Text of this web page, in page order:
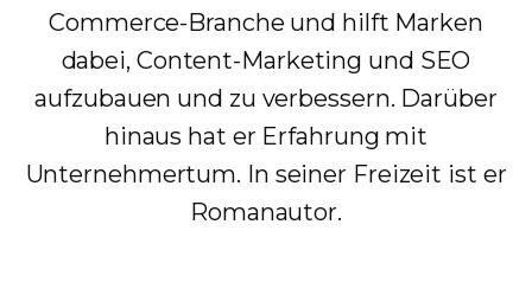
Commerce-Branche und hilft Marken
dabei, Content-Marketing und SEO
aufzubauen und zu verbessern. Darüber
hinaus hat er Erfahrung mit
Unternehmertum. In seiner Freizeit ist er
Romanautor.